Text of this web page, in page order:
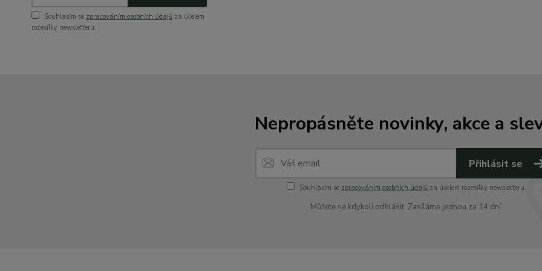
Souhlasím se zpracováním osobních údajů za účelem
rozesílky newsletteru.
Nepropásněte novinky, akce a
Přihlásit se
Souhlasím se zpracováním osobních údajů za účelem rozesílky newsletteru.
Můžete se kdykoli odhlásit. Zasíláme jednou za 14 dní.